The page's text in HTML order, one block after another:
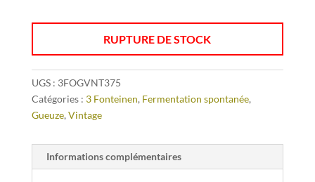
RUPTURE DE STOCK
UGS : 3FOGVNT375
Catégories : 3 Fonteinen, Fermentation spontanée,
Gueuze, Vintage
Informations complémentaires